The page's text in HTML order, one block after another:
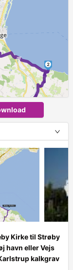
2
Kirke til Strøby
havn eller Vejs
kalkgrav